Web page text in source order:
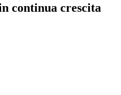
continua crescita